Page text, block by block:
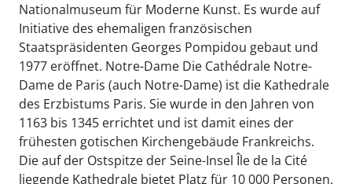
Nationalmuseum für Moderne Kunst. Es wurde auf
Initiative des ehemaligen französischen
Staatspräsidenten Georges Pompidou gebaut und
1977 eröffnet. Notre-Dame Die Cathédrale Notre-
Dame de Paris (auch Notre-Dame) ist die Kathedrale
des Erzbistums Paris. Sie wurde in den Jahren von
1163 bis 1345 errichtet und ist damit eines der
frühesten gotischen Kirchengebäude Frankreichs.
Die auf der Ostspitze der Seine-Insel Île de la Cité
liegende Kathedrale bietet Platz für 10 000 Personen.